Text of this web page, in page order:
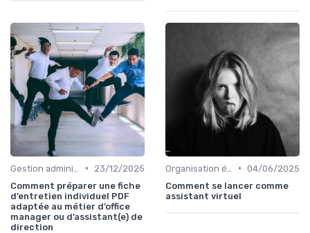
•
23/12/2025
Comment préparer une fiche
d’entretien individuel PDF
adaptée au métier d’office
manager ou d’assistant(e) de
direction
• 04/06/2025
Comment se lancer comme
assistant virtuel